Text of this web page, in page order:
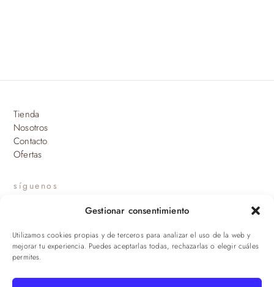
Gestionar consentimiento
Utilizamos cookies propias y de terceros para analizar el uso de la web y
mejorar tu experiencia. Puedes aceptarlas todas, rechazarlas o elegir cuáles
permites.
Tienda
Nosotros
Contacto
Ofertas
síguenos
suscríbete a nuestras novedades